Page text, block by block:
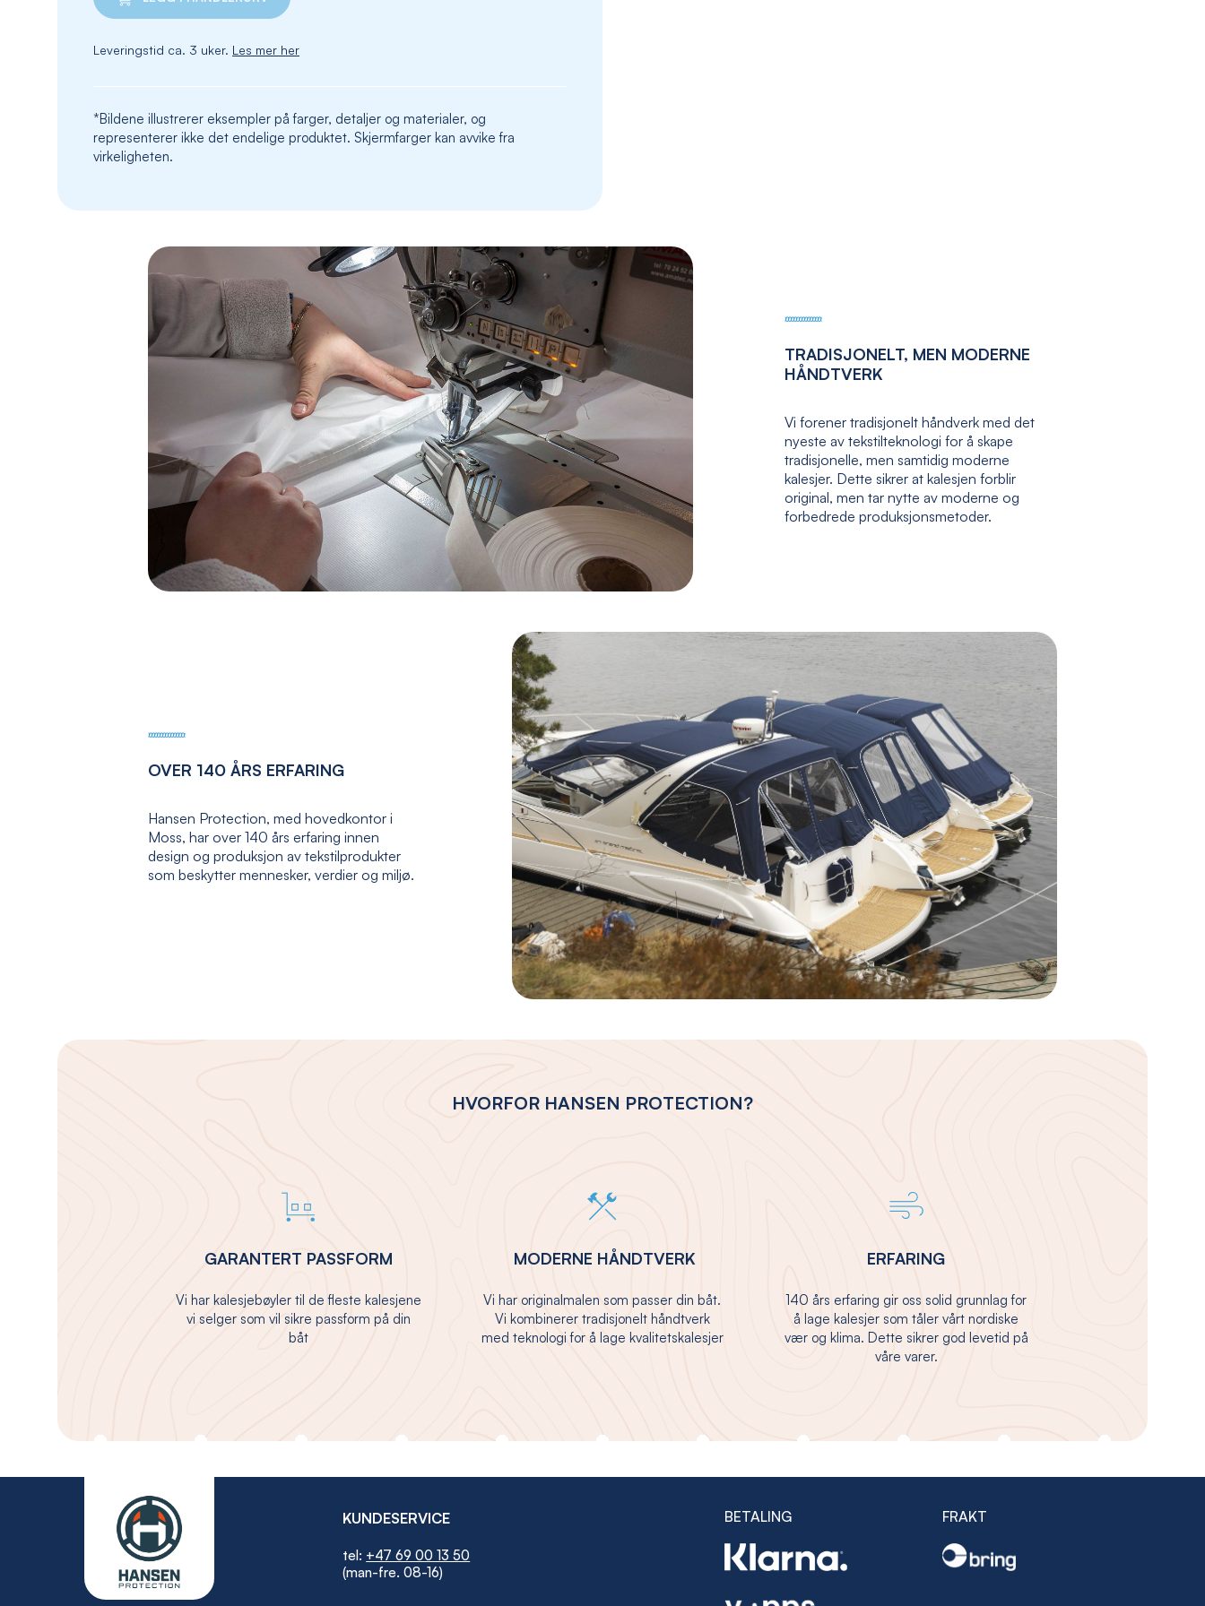
Leveringstid ca. 3 uker. Les mer her
*Bildene illustrerer eksempler på farger, detaljer og materialer, og
representerer ikke det endelige produktet. Skjermfarger kan avvike fra
virkeligheten.
TRADISJONELT, MEN MODERNE
HÅNDTVERK
Vi forener tradisjonelt håndverk med det
nyeste av tekstilteknologi for å skape
tradisjonelle, men samtidig moderne
kalesjer. Dette sikrer at kalesjen forblir
original, men tar nytte av moderne og
forbedrede produksjonsmetoder.
OVER 140 ÅRS ERFARING
Hansen Protection, med hovedkontor i
Moss, har over 140 års erfaring innen
design og produksjon av tekstilprodukter
som beskytter mennesker, verdier og miljø.
HVORFOR HANSEN PROTECTION?
GARANTERT PASSFORM
Vi har kalesjebøyler til de fleste kalesjene
vi selger som vil sikre passform på din
båt
MODERNE HÅNDTVERK
Vi har originalmalen som passer din båt.
Vi kombinerer tradisjonelt håndtverk
med teknologi for å lage kvalitetskalesjer
ERFARING
140 års erfaring gir oss solid grunnlag for
å lage kalesjer som tåler vårt nordiske
vær og klima. Dette sikrer god levetid på
våre varer.
KUNDESERVICE
tel: +47 69 00 13 50
(man-fre. 08-16)
BETALING FRAKT